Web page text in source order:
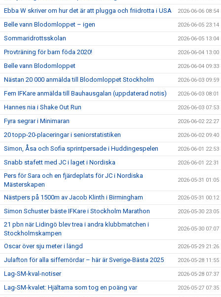
Ebba W skriver om hur det är att plugga och friidrotta i USA 2026-06-06 08:54
Belle vann Blodomloppet – igen 2026-06-05 23:14
Sommaridrottsskolan 2026-06-05 13:04
Provträning för barn föda 2020! 2026-06-04 13:00
Belle vann Blodomloppet 2026-06-04 09:33
Nästan 20 000 anmälda till Blodomloppet Stockholm 2026-06-03 09:59
Fem IFKare anmälda till Bauhausgalan (uppdaterad notis) 2026-06-03 08:01
Hannes nia i Shake Out Run 2026-06-03 07:53
Fyra segrar i Minimaran 2026-06-02 22:27
20 topp-20-placeringar i seniorstatistiken 2026-06-02 09:40
Simon, Åsa och Sofia sprintpersade i Huddingespelen 2026-06-01 22:53
Snabb stafett med JC i laget i Nordiska 2026-06-01 22:31
Pers för Sara och en fjärdeplats för JC i Nordiska
Mästerskapen
2026-05-31 01:05
Nästpers på 1500m av Jacob Klinth i Birmingham 2026-05-31 00:12
Simon Schuster bäste IFKare i Stockholm Marathon 2026-05-30 23:05
21 pbn när Lidingö blev trea i andra klubbmatchen i
Stockholmskampen
2026-05-30 07:07
Oscar över sju meter i längd 2026-05-29 21:26
Julafton för alla siffernördar – här är Sverige-Bästa 2025 2026-05-28 11:55
Lag-SM-kval-notiser 2026-05-28 07:37
Lag-SM-kvalet: Hjältarna som tog en poäng var 2026-05-27 07:35